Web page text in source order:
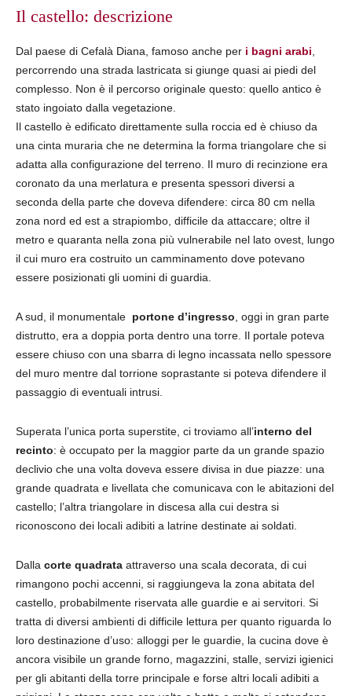
Il castello: descrizione
Dal paese di Cefalà Diana, famoso anche per i bagni arabi
percorrendo una strada lastricata si giunge quasi ai piedi del
complesso. Non è il percorso originale questo: quello antico è
stato ingoiato dalla vegetazione.
Il castello è edificato direttamente sulla roccia ed è chiuso da
una cinta muraria che ne determina la forma triangolare che si
adatta alla configurazione del terreno. Il muro di recinzione era
coronato da una merlatura e presenta spessori diversi a
seconda della parte che doveva difendere: circa 80 cm nella
zona nord ed est a strapiombo, difficile da attaccare; oltre il
metro e quaranta nella zona più vulnerabile nel lato ovest, lungo
il cui muro era costruito un camminamento dove potevano
essere posizionati gli uomini di guardia.
A sud, il monumentale portone d’ingresso , oggi in gran parte
distrutto, era a doppia porta dentro una torre. Il portale poteva
essere chiuso con una sbarra di legno incassata nello spessore
del muro mentre dal torrione soprastante si poteva difendere il
passaggio di eventuali intrusi.
Superata l’unica porta superstite, ci troviamo all’interno del
recinto: è occupato per la maggior parte da un grande spazio
declivio che una volta doveva essere divisa in due piazze: una
grande quadrata e livellata che comunicava con le abitazioni del
castello; l’altra triangolare in discesa alla cui destra si
riconoscono dei locali adibiti a latrine destinate ai soldati.
Dalla corte quadrata attraverso una scala decorata, di cui
rimangono pochi accenni, si raggiungeva la zona abitata del
castello, probabilmente riservata alle guardie e ai servitori. Si
tratta di diversi ambienti di difficile lettura per quanto riguarda lo
loro destinazione d’uso: alloggi per le guardie, la cucina dove è
ancora visibile un grande forno, magazzini, stalle, servizi igienici
per gli abitanti della torre principale e forse altri locali adibiti a